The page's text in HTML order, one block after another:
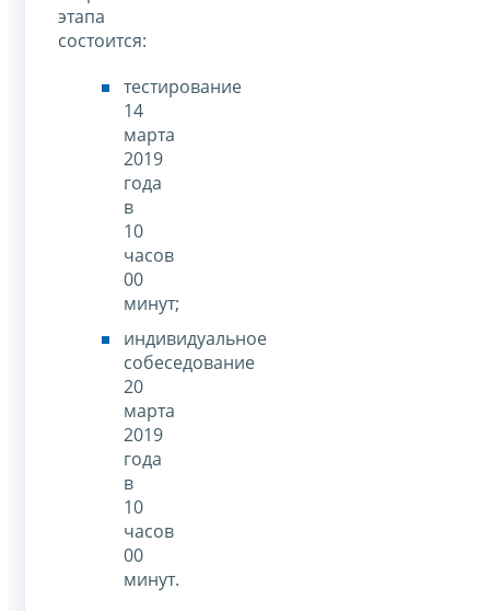
этапа
состоится:
тестирование
14
марта
2019
года
в
10
часов
00
минут;
индивидуальное
собеседование
20
марта
2019
года
в
10
часов
00
минут.